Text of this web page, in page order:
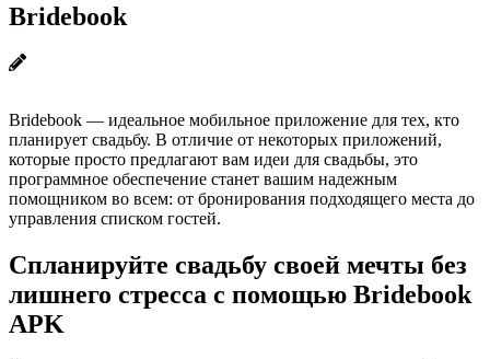
Bridebook
Bridebook — идеальное мобильное приложение для тех, кто
планирует свадьбу. В отличие от некоторых приложений,
которые просто предлагают вам идеи для свадьбы, это
программное обеспечение станет вашим надежным
помощником во всем: от бронирования подходящего места до
управления списком гостей.
Спланируйте свадьбу своей мечты без
лишнего стресса с помощью Bridebook
APK